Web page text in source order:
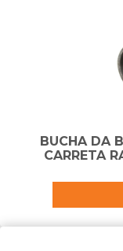
BUCHA DA
CARRETA